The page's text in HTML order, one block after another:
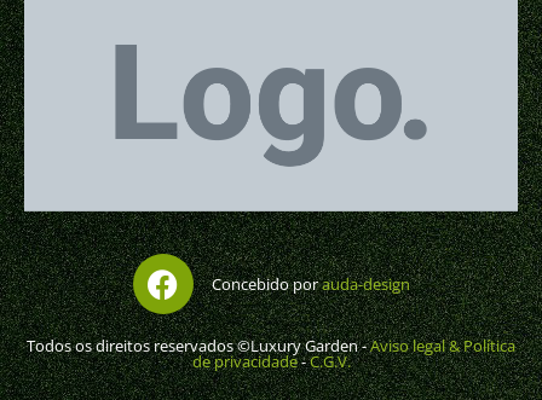
Concebido porauda-design
Todos os direitos reservados ©Luxury Garden -Aviso legal & Política
de privacidade-C.G.V.